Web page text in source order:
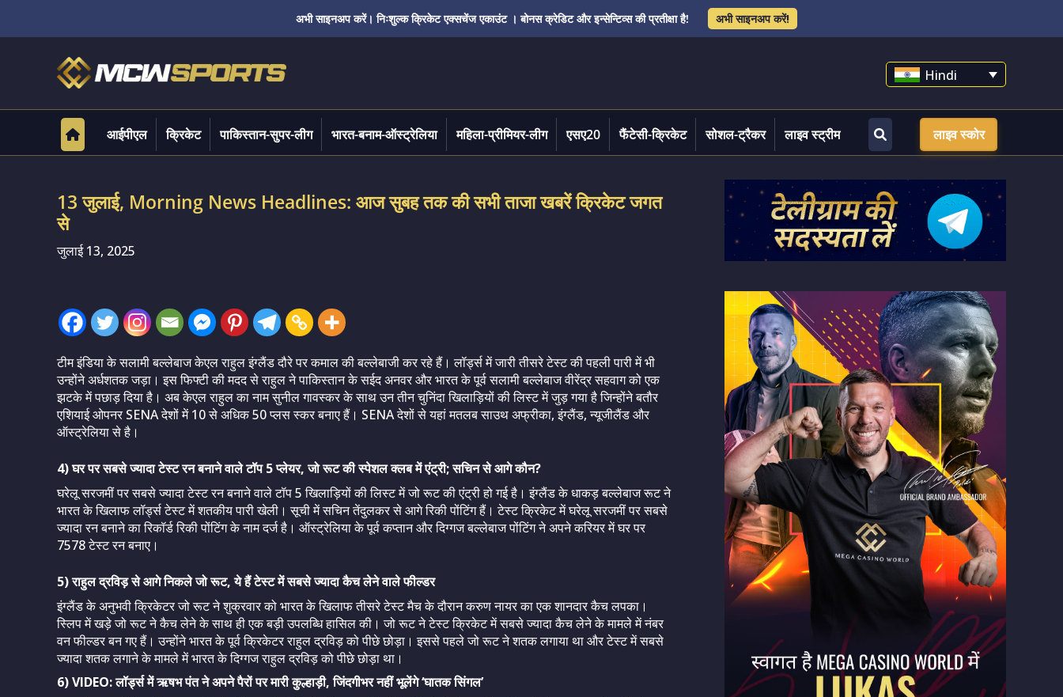
अभी साइनअप करें। निःशुल्क क्रिकेट एक्सचेंज एकाउंट । बोनस क्रेडिट और इन्सेन्टिव्स की प्रतीक्षा है! अभी साइनअप करें!
Hindi
आईपीएल क्रिकेट पाकिस्तान-सुपर-लीग भारत-बनाम-ऑस्ट्रेलिया महिला-प्रीमियर-लीग एसए20 फैंटेसी-क्रिकेट सोशल-ट्रैकर लाइव स्ट्रीम लाइव स्कोर
13 जुलाई, Morning News Headlines: आज सुबह तक की सभी ताजा खबरें क्रिकेट जगत
से
जुलाई 13, 2025
टीम इंडिया के सलामी बल्लेबाज केएल राहुल इंग्लैंड दौरे पर कमाल की बल्लेबाजी कर रहे हैं। लॉर्ड्स में जारी तीसरे टेस्ट की पहली पारी में भी
उन्होंने अर्धशतक जड़ा। इस फिफ्टी की मदद से राहुल ने पाकिस्तान के सईद अनवर और भारत के पूर्व सलामी बल्लेबाज वीरेंद्र सहवाग को एक
झटके में पछाड़ दिया है। अब केएल राहुल का नाम सुनील गावस्कर के साथ उन तीन चुनिंदा खिलाड़ियों की लिस्ट में जुड़ गया है जिन्होंने बतौर
एशियाई ओपनर SENA देशों में 10 से अधिक 50 प्लस स्कर बनाए हैं। SENA देशों से यहां मतलब साउथ अफ्रीका, इंग्लैंड, न्यूजीलैंड और
ऑस्ट्रेलिया से है।
4) घर पर सबसे ज्यादा टेस्ट रन बनाने वाले टॉप 5 प्लेयर, जो रूट की स्पेशल क्लब में एंट्री; सचिन से आगे कौन?
घरेलू सरजमीं पर सबसे ज्यादा टेस्ट रन बनाने वाले टॉप 5 खिलाड़ियों की लिस्ट में जो रूट की एंट्री हो गई है। इंग्लैंड के धाकड़ बल्लेबाज रूट ने
भारत के खिलाफ लॉर्ड्स टेस्ट में शतकीय पारी खेली। सूची में सचिन तेंदुलकर से आगे रिकी पोंटिंग हैं। टेस्ट क्रिकेट में घरेलू सरजमीं पर सबसे
ज्यादा रन बनाने का रिकॉर्ड रिकी पोंटिंग के नाम दर्ज है। ऑस्ट्रेलिया के पूर्व कप्तान और दिग्गज बल्लेबाज पोंटिंग ने अपने करियर में घर पर
7578 टेस्ट रन बनाए।
5) राहुल द्रविड़ से आगे निकले जो रूट, ये हैं टेस्ट में सबसे ज्यादा कैच लेने वाले फील्डर
इंग्लैंड के अनुभवी क्रिकेटर जो रूट ने शुक्रवार को भारत के खिलाफ तीसरे टेस्ट मैच के दौरान करुण नायर का एक शानदार कैच लपका।
स्लिप में खड़े जो रूट ने कैच लेने के साथ ही एक बड़ी उपलब्धि हासिल की। जो रूट ने टेस्ट क्रिकेट में सबसे ज्यादा कैच लेने के मामले में नंबर
वन फील्डर बन गए हैं। उन्होंने भारत के पूर्व क्रिकेटर राहुल द्रविड़ को पीछे छोड़ा। इससे पहले जो रूट ने शतक लगाया था और टेस्ट में सबसे
ज्यादा शतक लगाने के मामले में भारत के दिग्गज राहुल द्रविड़ को पीछे छोड़ा था।
6) VIDEO: लॉर्ड्स में ऋषभ पंत ने अपने पैरों पर मारी कुल्हाड़ी, जिंदगीभर नहीं भूलेंगे ‘घातक सिंगल’